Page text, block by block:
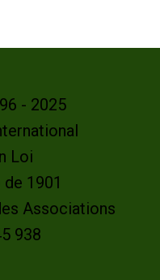
- 2025
Loi
1901
Associations
938